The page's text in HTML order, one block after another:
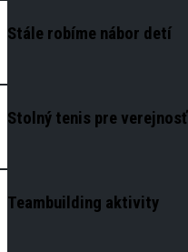
Stále robíme nábor detí
Stolný tenis pre verejnosť
Teambuilding aktivity